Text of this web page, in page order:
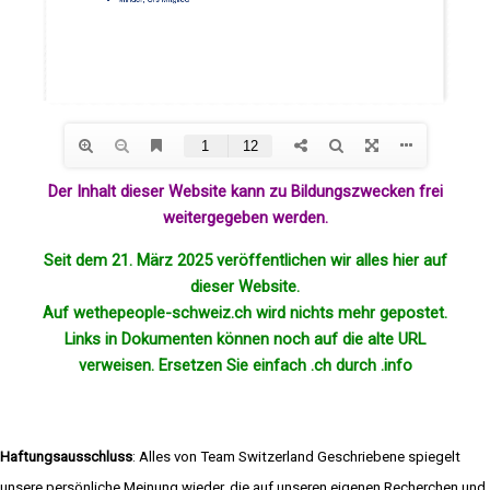
Der Inhalt dieser Website kann zu Bildungszwecken frei
weitergegeben werden.
Seit dem 21. März 2025 veröffentlichen wir alles hier auf
dieser Website.
Auf wethepeople-schweiz.ch wird nichts mehrgepostet.
Links in Dokumenten können noch auf die alte URL
verweisen. Ersetzen Sie einfach .ch durch .info
Haftungsausschluss: Alles von Team Switzerland Geschriebene spiegelt